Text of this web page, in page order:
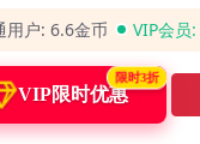
用户: 6.6金币 VIP会员:
VIP限时优惠
限时3折